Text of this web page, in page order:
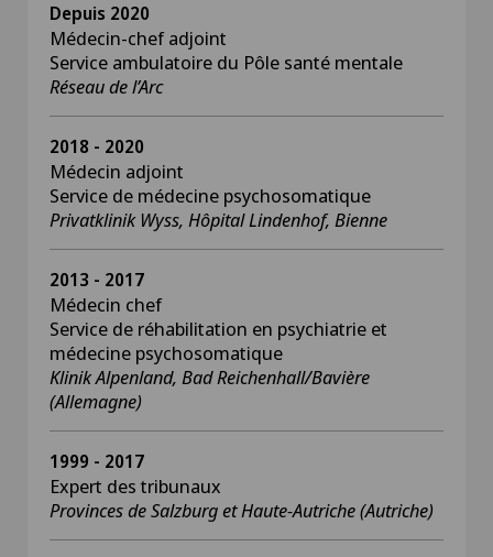
Depuis 2020
Médecin-chef adjoint
Service ambulatoire du Pôle santé mentale
Réseau de l’Arc
2018 - 2020
Médecin adjoint
Service de médecine psychosomatique
Privatklinik Wyss, Hôpital Lindenhof, Bienne
2013 - 2017
Médecin chef
Service de réhabilitation en psychiatrie et
médecine psychosomatique
Klinik Alpenland, Bad Reichenhall/Bavière
(Allemagne)
1999 - 2017
Expert des tribunaux
Provinces de Salzburg et Haute-Autriche (Autriche)